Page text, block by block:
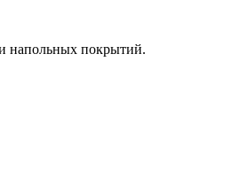
напольных покрытий.